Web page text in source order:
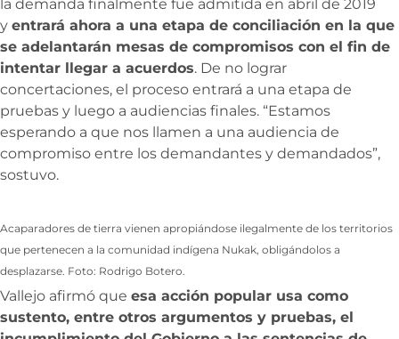
la demanda finalmente fue admitida en abril de 2019
y entrará ahora a una etapa de conciliación en la que
se adelantarán mesas de compromisos con el fin de
intentar llegar a acuerdos. De no lograr
concertaciones, el proceso entrará a una etapa de
pruebas y luego a audiencias finales. “Estamos
esperando a que nos llamen a una audiencia de
compromiso entre los demandantes y demandados”,
sostuvo.
Acaparadores de tierra vienen apropiándose ilegalmente de los territorios
que pertenecen a la comunidad indígena Nukak, obligándolos a
desplazarse. Foto: Rodrigo Botero.
Vallejo afirmó que esa acción popular usa como
sustento, entre otros argumentos y pruebas, el